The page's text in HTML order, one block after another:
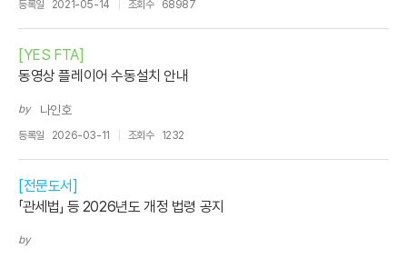
등록일 2021-05-14 조회수 68987
[YES FTA]
동영상 플레이어 수동설치 안내
by 나인호
등록일 2026-03-11 조회수 1232
[전문도서]
「관세법」 등 2026년도 개정 법령 공지
by